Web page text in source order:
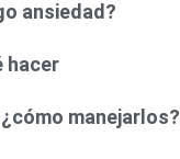
ansiedad?
hacer
manejarlos?